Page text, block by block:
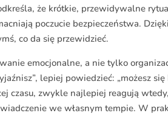
że krótkie, przewidywalne
poczucie bezpieczeństwa.
co da się przewidzieć.
emocjonalne, a nie tylko
lepiej powiedzieć: „możesz
czasu, zwykle najlepiej reagują
we własnym tempie. W